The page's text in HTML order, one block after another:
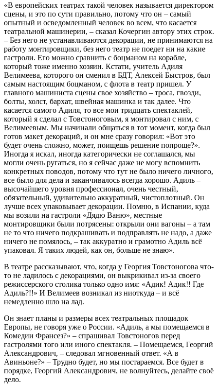
«В европейских театрах такой человек называется директором
сцены, и это по сути правильно, потому что он – самый
опытный и осведомленный человек во всем, что касается
театральной машинерии, – сказал Кочергин автору этих строк.
– Без него не устанавливаются декорации, не принимаются на
работу монтировщики, без него театр не поедет ни на какие
гастроли. Его можно сравнить с боцманом на корабле,
который тоже именно хозяин. Кстати, учитель Адиля
Велимеева, которого он сменил в БДТ, Алексей Быстров, был
самым настоящим боцманом, с флота в театр пришел. У
главного машиниста сцены свое хозяйство – троса, гвозди,
болты, холст, бархат, швейная машинка и так далее. Что
касается самого Адиля, то все мои тридцать спектаклей,
который я сделал с Товстоноговым, я монтировал с ним, с
Велимеевым. Мы начинали общаться в тот момент, когда был
готов макет декораций, и он мне сразу говорил: «Вот это
будет очень сложно, может, поищешь решение попроще?».
Иногда я искал, иногда категорически не соглашался, мы
могли очень ругаться, но я сейчас даже не могу вспомнить
конкретных поводов, потому что тут не было ничего личного,
все было для дела и заканчивалось всегда хорошо. Адиль –
высочайшего уровня профессионал, очень честный,
обязательный, удивительно аккуратный, чистоплотный. Он
лучше всех упаковывает декорации. Помню, в Испании, куда
мы возили на гастроли «Дядю Ваню», местные
монтировщики были потрясены: открыли они вагоны – а там
не то что ничего подкрашивать и подправлять не надо, а даже
ничего не помялось, – так аккуратно и грамотно Адиль всё
упаковал. Я таких людей, как он, больше не знаю».
В театре рассказывают, что, когда у Георгия Товстоногова что-
то не ладилось с декорациями, он выкрикивал из-за своего
режиссерского столика только одно имя: «Адик! Адик!! Где
Адиль?!!» И Велимеев возникал из ниоткуда – и всё
немедленно шло на лад.
Он знает планы и размеры всех театральных площадок
Европы, не говоря уже о России. «Адиль, а мы помещаемся в
Комедии Франсез?» – спрашивал Товстоногов перед
гастролями того или иного спектакля. – Помещаемся, Георгий
Александрович, – следовал мгновенный ответ. «А в
Авиньоне?» – Трудно будет, но мы постараемся. Все будет в
порядке, Георгий Александрович, не волнуйтесь, делайте своё
дело.